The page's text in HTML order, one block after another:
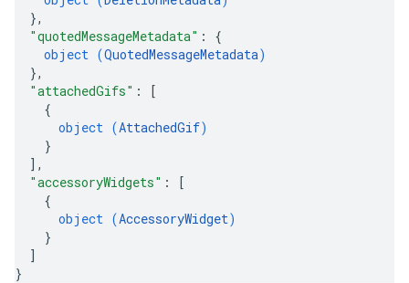
},
"quotedMessageMetadata" : {
object (QuotedMessageMetadata)
},
"attachedGifs" :
[
{
object (AttachedGif)
}
] ,
"accessoryWidgets" :
[
{
object (AccessoryWidget)
}
]
}